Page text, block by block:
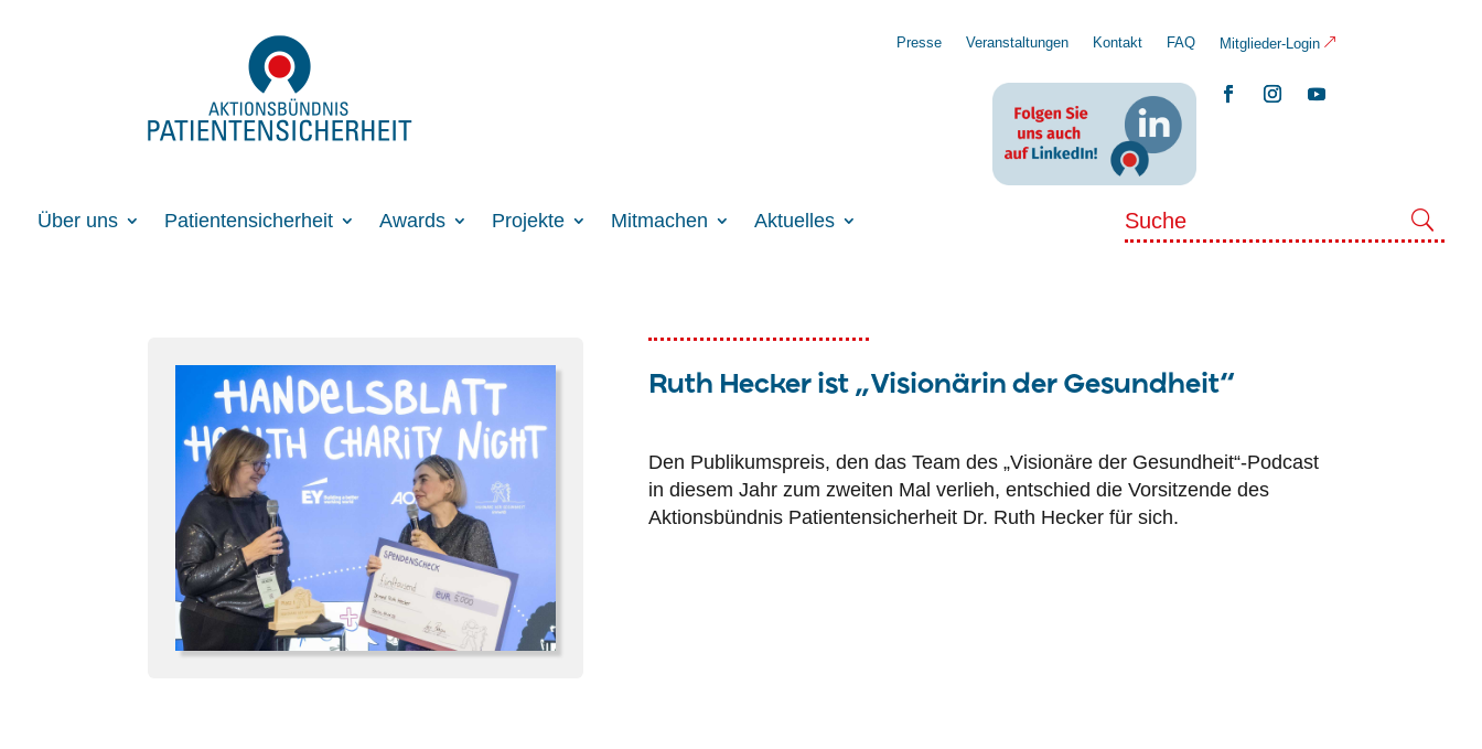
Presse Veranstaltungen Kontakt FAQ Mitglieder-Login
Über uns Patientensicherheit Awards Projekte Mitmachen Aktuelles
Ruth Hecker ist „Visionärin der Gesundheit“
Den Publikumspreis, den das Team des „Visionäre der Gesundheit“-Podcast
in diesem Jahr zum zweiten Mal verlieh, entschied die Vorsitzende des
Aktionsbündnis Patientensicherheit Dr. Ruth Hecker für sich.